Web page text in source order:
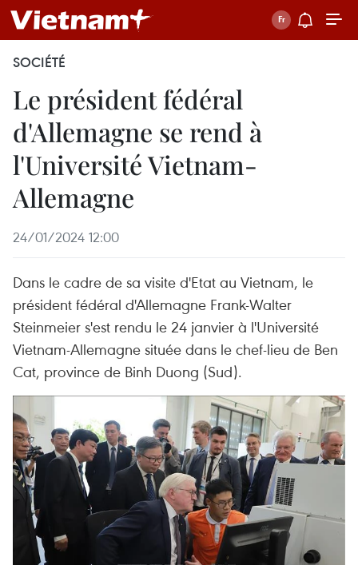
SOCIÉTÉ
Le président fédéral
d'Allemagne se rend à
l'Université Vietnam-
Allemagne
24/01/2024 12:00
Dans le cadre de sa visite d'Etat au Vietnam, le
président fédéral d'Allemagne Frank-Walter
Steinmeier s'est rendu le 24 janvier à l'Université
Vietnam-Allemagne située dans le chef-lieu de Ben
Cat, province de Binh Duong (Sud).